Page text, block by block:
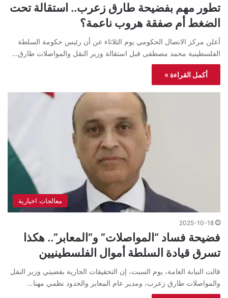
تطور مهم بفضيحة طارق زعرب.. استقالة تحت
الضغط أم صفقة هروب ناعمة؟
أعلن مركز الاتصال الحكومي يوم الثلاثاء عن أن رئيس حكومة السلطة
الفلسطينية محمد مصطفى قبل استقالة وزير النقل والمواصلات طارق…
أكمل القراءة »
معالجات اخبارية
2025-10-18
فضيحة فساد “المواصلات” و”المعابر”.. هكذا
تسرق قيادة السلطة أموال الفلسطينيين
قالت النيابة العامة، يوم السبت، إن التحقيقات الجارية بقضيتي وزير النقل
والمواصلات طارق زعرب، ومدير عام المعابر والحدود نظمي مهنا…